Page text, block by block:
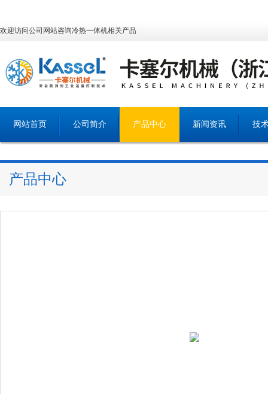
欢迎访问公司网站咨询冷热一体机相关产品
网站首页 公司简介 产品中心 新闻资讯 技
产品中心